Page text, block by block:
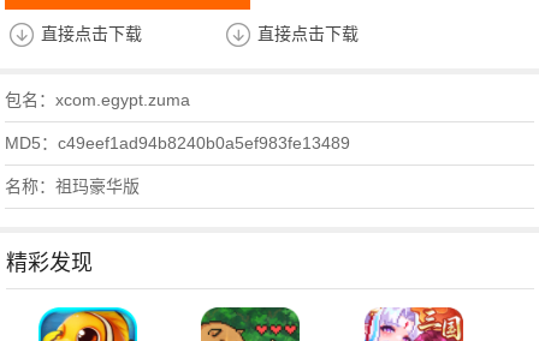
直接点击下载 直接点击下载
包名：xcom.egypt.zuma
MD5：c49eef1ad94b8240b0a5ef983fe13489
名称：祖玛豪华版
精彩发现